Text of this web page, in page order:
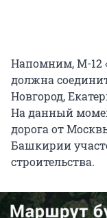
Напомним, М-12
должна
Новгород,
На данный
дорога от
Башкирии
строительства.